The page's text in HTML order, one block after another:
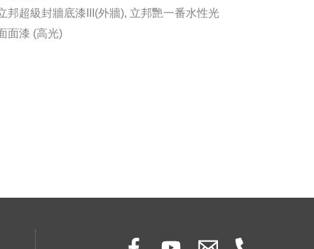
邦超級封牆底漆III(外牆), 立邦艷一番水性光
面漆 (高光)